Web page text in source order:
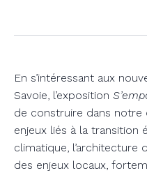
En s’intéressant aux
Savoie, l’exposition
de construire dans notre
enjeux liés à la transition
climatique, l’architecture
des enjeux locaux,